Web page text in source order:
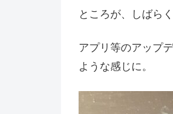
ところが、しばら
アプリ等のアップ
ような感じに。